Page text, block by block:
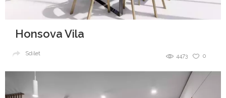
Honsova Vila
0
4473
Sdílet